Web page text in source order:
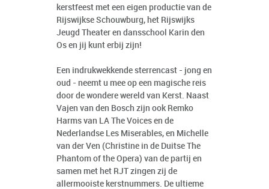
kerstfeest met een eigen productie van de
Rijswijkse Schouwburg, het Rijswijks
Jeugd Theater en dansschool Karin den
Os en jij kunt erbij zijn!
Een indrukwekkende sterrencast - jong en
oud - neemt u mee op een magische reis
door de wondere wereld van Kerst. Naast
Vajen van den Bosch zijn ook Remko
Harms van LA The Voices en de
Nederlandse Les Miserables, en Michelle
van der Ven (Christine in de Duitse The
Phantom of the Opera) van de partij en
samen met het RJT zingen zij de
allermooiste kerstnummers. De ultieme